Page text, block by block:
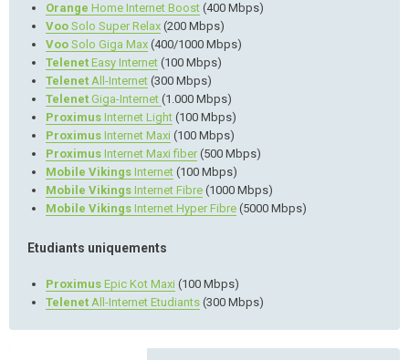
Orange Home Internet Boost (400 Mbps)
Voo Solo Super Relax (200 Mbps)
Voo Solo Giga Max (400/1000 Mbps)
Telenet Easy Internet (100 Mbps)
Telenet All-Internet (300 Mbps)
Telenet Giga-Internet (1.000 Mbps)
Proximus Internet Light (100 Mbps)
Proximus Internet Maxi (100 Mbps)
Proximus Internet Maxi fiber(500 Mbps)
Mobile Vikings Internet (100 Mbps)
Mobile Vikings Internet Fibre (1000 Mbps)
Mobile Vikings Internet Hyper Fibre (5000 Mbps)
Etudiants uniquements
Proximus Epic Kot Maxi (100 Mbps)
Telenet All-Internet Etudiants (300 Mbps)